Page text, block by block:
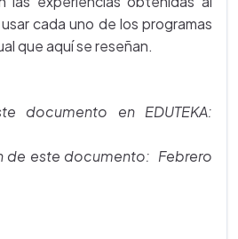
cada uno de los programas
que aquí se reseñan.
documento en EDUTEKA:
de este documento: Febrero